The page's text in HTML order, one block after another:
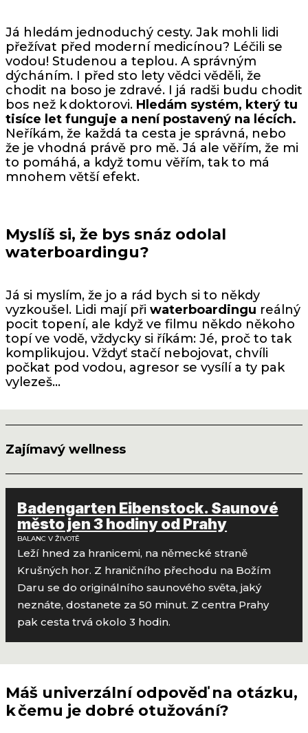
Já hledám jednoduchý cesty. Jak mohli lidi
přežívat před moderní medicínou? Léčili se
vodou! Studenou a teplou. A správným
dýcháním. I před sto lety vědci věděli, že
chodit na boso je zdravé. I já radši budu chodit
bos než k doktorovi. Hledám systém, který tu
tisíce let funguje a není postavený na lécích.
Neříkám, že každá ta cesta je správná, nebo
že je vhodná právě pro mě. Já ale věřím, že mi
to pomáhá, a když tomu věřím, tak to má
mnohem větší efekt.
Myslíš si, že bys snáz odolal
waterboardingu?
Já si myslím, že jo a rád bych si to někdy
vyzkoušel. Lidi mají při waterboardingu reálný
pocit topení, ale když ve filmu někdo někoho
topí ve vodě, vždycky si říkám: Jé, proč to tak
komplikujou. Vždyť stačí nebojovat, chvíli
počkat pod vodou, agresor se vysílí a ty pak
vylezeš…
Zajímavý wellness
Badengarten Eibenstock. Saunové
město jen 3 hodiny od Prahy
BALANC V ŽIVOTĚ
Leží hned za hranicemi, na německé straně
Krušných hor. Z hraničního přechodu na Božím
Daru se do originálního saunového světa, jaký
neznáte, dostanete za 50 minut. Z centra Prahy
pak cesta trvá okolo 3 hodin.
Máš univerzální odpověď na otázku,
k čemu je dobré otužování?